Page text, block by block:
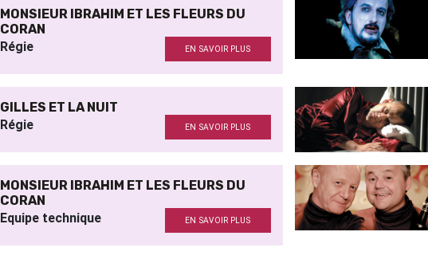
MONSIEUR IBRAHIM ET LES FLEURS DU
CORAN
Régie EN SAVOIR PLUS
GILLES ET LA NUIT
Régie EN SAVOIR PLUS
MONSIEUR IBRAHIM ET LES FLEURS DU
CORAN
Equipe technique EN SAVOIR PLUS